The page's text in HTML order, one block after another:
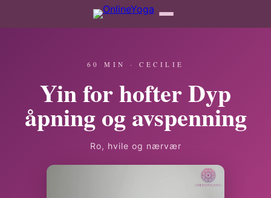
60 MIN · CECILIE
Yin for hofter Dyp
åpning og avspenning
Ro, hvile og nærvær